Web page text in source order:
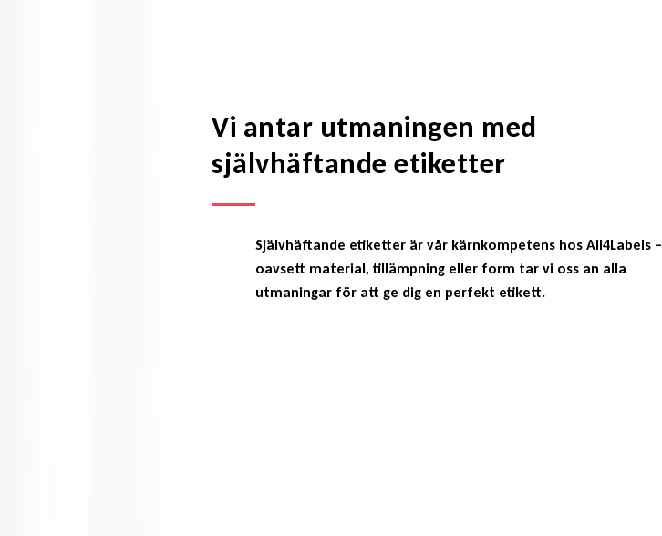
Vi antar utmaningen med
självhäftande etiketter
Självhäftande etiketter är vår kärnkompetens hos All4Labels –
oavsett material, tillämpning eller form tar vi oss an alla
utmaningar för att ge dig en perfekt etikett.